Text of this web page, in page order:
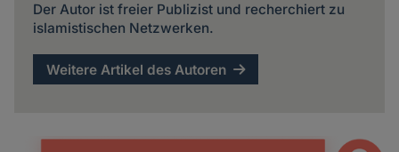
Der Autor ist freier Publizist und recherchiert zu
islamistischen Netzwerken.
Weitere Artikel des Autoren